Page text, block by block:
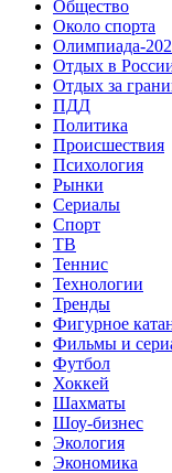
Общество
Около спорта
Олимпиада-
Отдых в
Отдых за
ПДД
Политика
Происшествия
Психология
Рынки
Сериалы
Спорт
ТВ
Теннис
Технологии
Тренды
Фигурное
Фильмы и
Футбол
Хоккей
Шахматы
Шоу-бизнес
Экология
Экономика